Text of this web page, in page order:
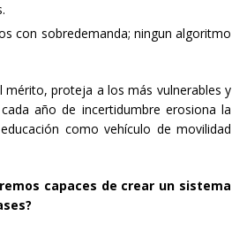
con sobredemanda; ningun algoritmo
mérito, proteja a los más vulnerables y
año de incertidumbre erosiona la
como vehículo de movilidad
capaces de crear un sistema